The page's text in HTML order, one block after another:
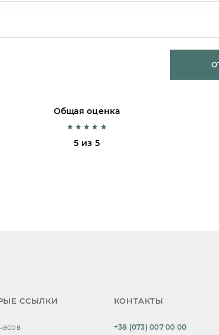
Общая оценка
5 из 5
ССЫЛКИ КОНТАКТЫ
+38 (073) 007 00 00